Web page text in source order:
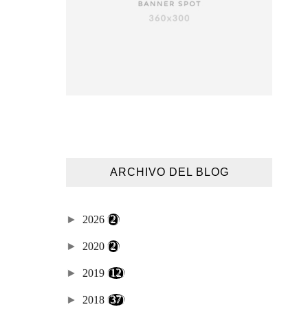
ARCHIVO DEL BLOG
► 2026 (2)
► 2020 (2)
► 2019 (12)
► 2018 (37)